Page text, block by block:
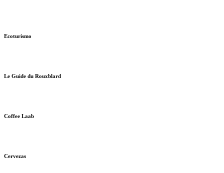
Ecoturismo
Le Guide du Rouxblard
Coffee Laab
Cervezas